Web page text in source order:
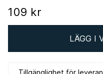
109 kr
LÄGG I